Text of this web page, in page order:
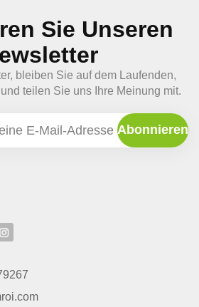
Sie Unseren
bleiben Sie auf dem Laufenden,
teilen Sie uns Ihre Meinung mit.